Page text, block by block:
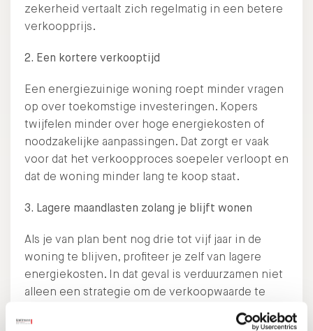
zekerheid vertaalt zich regelmatig in een betere
verkoopprijs.
2. Een kortere verkooptijd
Een energiezuinige woning roept minder vragen
op over toekomstige investeringen. Kopers
twijfelen minder over hoge energiekosten of
noodzakelijke aanpassingen. Dat zorgt er vaak
voor dat het verkoopproces soepeler verloopt en
dat de woning minder lang te koop staat.
3. Lagere maandlasten zolang je blijft wonen
Als je van plan bent nog drie tot vijf jaar in de
woning te blijven, profiteer je zelf van lagere
energiekosten. In dat geval is verduurzamen niet
alleen een strategie om de verkoopwaarde te
woonlasten te verlagen en het comfort te